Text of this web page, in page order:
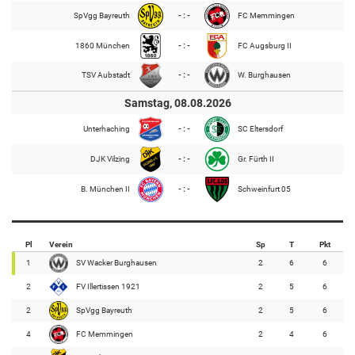
SpVgg Bayreuth - : - FC Memmingen
1860 München - : - FC Augsburg II
TSV Aubstadt - : - W. Burghausen
Samstag, 08.08.2026
Unterhaching - : - SC Eltersdorf
DJK Vilzing - : - Gr. Fürth II
B. München II - : - Schweinfurt 05
Pl Verein Sp T Pkt
1 SV Wacker Burghausen 2 6 6
2 FV Illertissen 1921 2 5 6
2 SpVgg Bayreuth 2 5 6
4 FC Memmingen 2 4 6